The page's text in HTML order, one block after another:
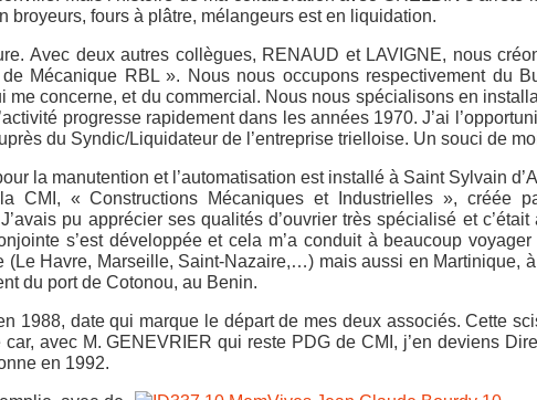
broyeurs, fours à plâtre, mélangeurs est en liquidation.
Avec deux autres collègues, RENAUD et LAVIGNE, nous
Mécanique RBL ». Nous nous occupons respectivement du
me concerne, et du commercial. Nous nous spécialisons en
progresse rapidement dans les années 1970. J’ai
du Syndic/Liquidateur de l’entreprise trielloise. Un souci de
la manutention et l’automatisation est installé à Saint Sylvain
CMI, « Constructions Mécaniques et Industrielles », créée
pu apprécier ses qualités d’ouvrier très spécialisé et c’était
s’est développée et cela m’a conduit à beaucoup voyager
(Le Havre, Marseille, Saint-Nazaire,…) mais aussi en Martinique,
du port de Cotonou, au Benin.
1988, date qui marque le départ de mes deux associés. Cette
avec M. GENEVRIER qui reste PDG de CMI, j’en deviens
en 1992.